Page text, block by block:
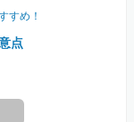
すめ！
点